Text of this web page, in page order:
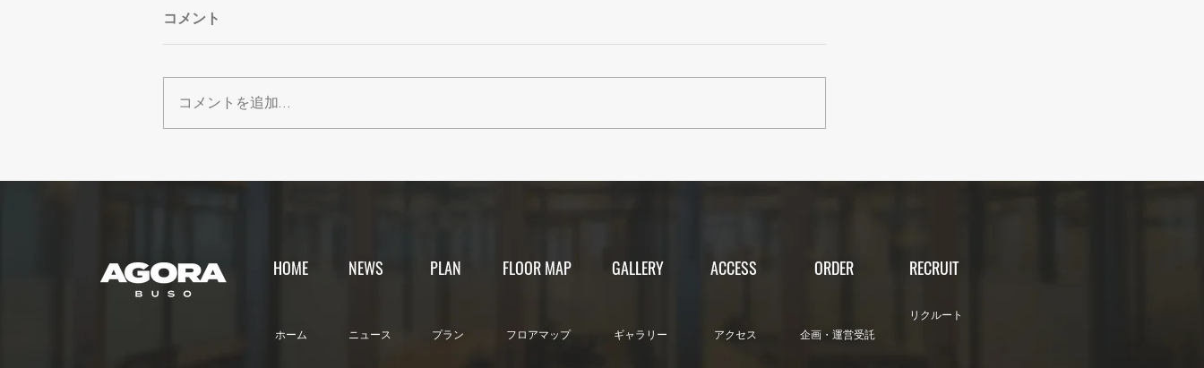
応援】家を飛び出して集中！
業日
業日
コメント
コメントを追加…
HOME NEWS FLOOR MAP
PLAN GALLERY ACCESS ORDER RECRUIT
リクルート
​ホーム
​フロアマップ
​プラン​
ニュース ​ギャラリー ​アクセス 企画・運営受託